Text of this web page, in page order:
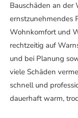
Bauschäden an der
ernstzunehmendes
Wohnkomfort und
rechtzeitig auf
und bei Planung
viele Schäden
schnell und
dauerhaft warm,